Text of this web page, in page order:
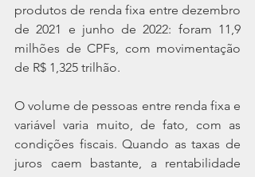
produtos de renda fixa entre dezembro
de 2021 e junho de 2022: foram 11,9
milhões de CPFs, com movimentação
de R$ 1,325 trilhão.
O volume de pessoas entre renda fixa e
variável varia muito, de fato, com as
condições fiscais. Quando as taxas de
juros caem bastante, a rentabilidade